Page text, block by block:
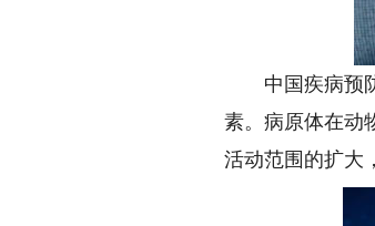
中国疾病预防
素。病原体在动
活动范围的扩大